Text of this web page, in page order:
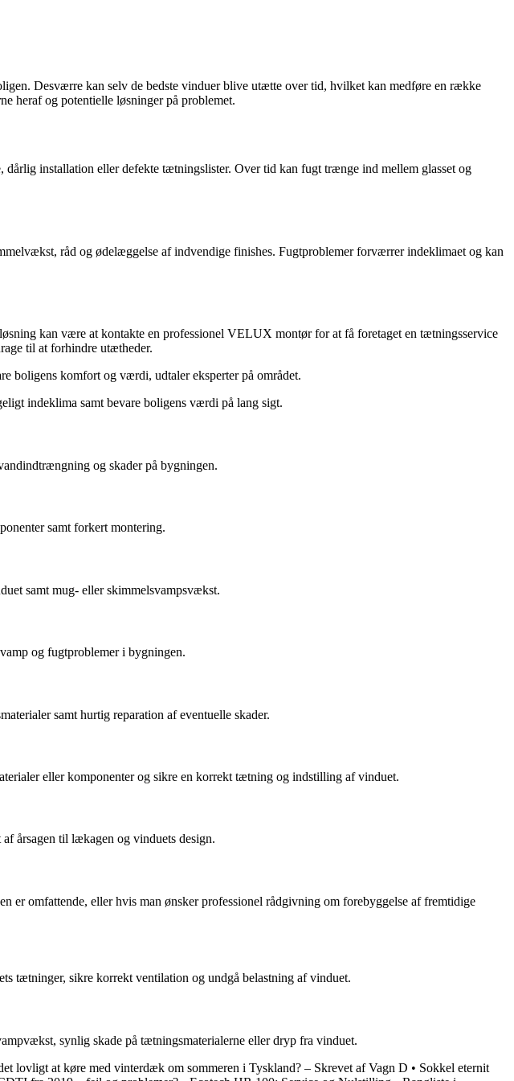
Desværre kan selv de bedste vinduer blive utætte over tid, hvilket kan medføre en række
heraf og potentielle løsninger på problemet.
installation eller defekte tætningslister. Over tid kan fugt trænge ind mellem glasset og
råd og ødelæggelse af indvendige finishes. Fugtproblemer forværrer indeklimaet og kan
kan være at kontakte en professionel VELUX montør for at få foretaget en tætningsservice
til at forhindre utætheder.
boligens komfort og værdi, udtaler eksperter på området.
indeklima samt bevare boligens værdi på lang sigt.
og skader på bygningen.
samt forkert montering.
samt mug- eller skimmelsvampsvækst.
og fugtproblemer i bygningen.
samt hurtig reparation af eventuelle skader.
eller komponenter og sikre en korrekt tætning og indstilling af vinduet.
årsagen til lækagen og vinduets design.
er omfattende, eller hvis man ønsker professionel rådgivning om forebyggelse af fremtidige
tætninger, sikre korrekt ventilation og undgå belastning af vinduet.
synlig skade på tætningsmaterialerne eller dryp fra vinduet.
lovligt at køre med vinterdæk om sommeren i Tyskland? – Skrevet af Vagn D • Sokkel eternit